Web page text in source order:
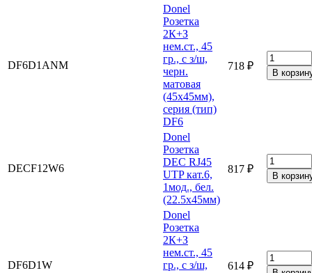
DF6D1ANM
Donel
Розетка
2К+З
нем.ст., 45
гр., с з/ш,
черн.
матовая
(45х45мм),
серия (тип)
DF6
718 ₽
DECF12W6
Donel
Розетка
DEC RJ45
UTP кат.6,
1мод., бел.
(22.5х45мм)
817 ₽
DF6D1W
Donel
Розетка
2К+З
нем.ст., 45
гр., с з/ш,
614 ₽